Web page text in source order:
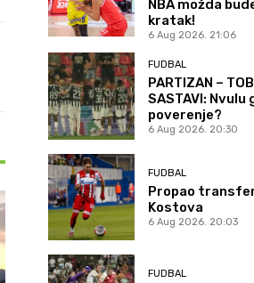
NBA možda
kratak!
6 Aug 2026. 21:06
FUDBAL
PARTIZAN –
SASTAVI: Nvulu
poverenje?
6 Aug 2026. 20:30
FUDBAL
Propao
Kostova
6 Aug 2026. 20:03
FUDBAL